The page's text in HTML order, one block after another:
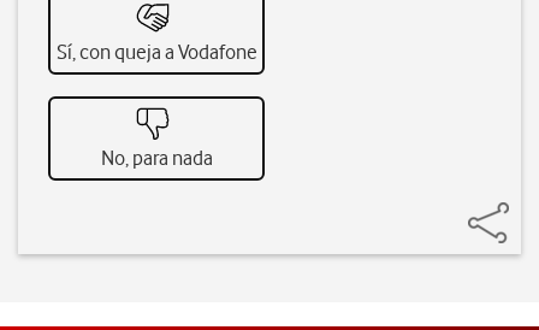
Sí, con queja a Vodafone
No, para nada